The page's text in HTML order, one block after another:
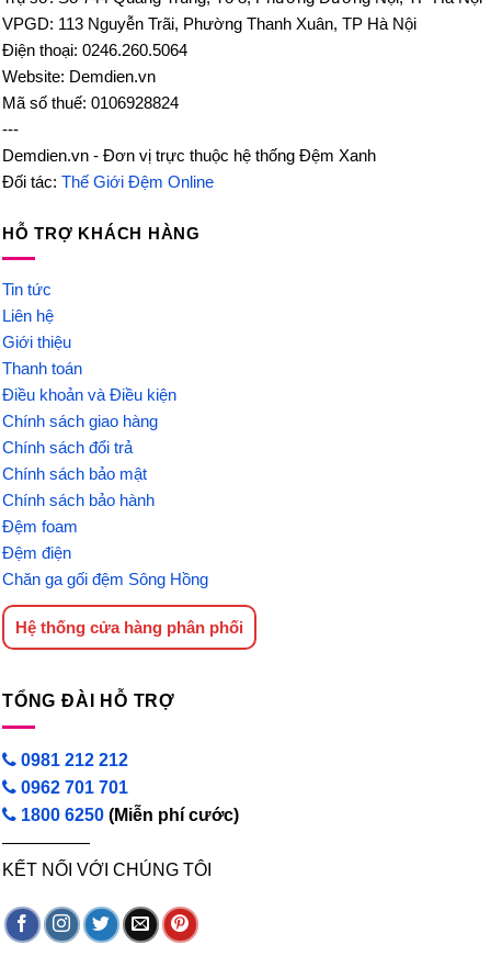
VPGD: 113 Nguyễn Trãi, Phường Thanh Xuân, TP Hà Nội
Điện thoại: 0246.260.5064
Website: Demdien.vn
Mã số thuế: 0106928824
---
Demdien.vn - Đơn vị trực thuộc hệ thống Đệm Xanh
Đối tác: Thế Giới Đệm Online
HỖ TRỢ KHÁCH HÀNG
Tin tức
Liên hệ
Giới thiệu
Thanh toán
Điều khoản và Điều kiện
Chính sách giao hàng
Chính sách đổi trả
Chính sách bảo mật
Chính sách bảo hành
Đệm foam
Đệm điện
Chăn ga gối đệm Sông Hồng
Hệ thống cửa hàng phân phối
TỔNG ĐÀI HỖ TRỢ
0981 212 212
0962 701 701
1800 6250 (Miễn phí cước)
—————
KẾT NỐI VỚI CHÚNG TÔI